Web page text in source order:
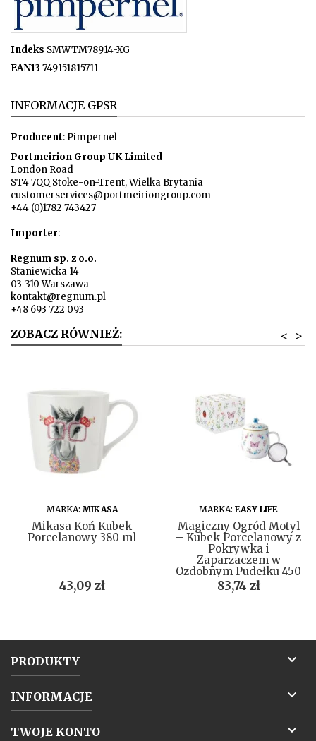
Indeks SMWTM78914-XG
EAN13 749151815711
INFORMACJE GPSR
Producent: Pimpernel
Portmeirion Group UK Limited
London Road
ST4 7QQ Stoke-on-Trent, Wielka Brytania
customerservices@portmeiriongroup.com
+44 (0)1782 743427
Importer:
Regnum sp. z o.o.
Staniewicka 14
03-310 Warszawa
kontakt@regnum.pl
+48 693 722 093
ZOBACZ RÓWNIEŻ: >
<
DO KOSZYKA
MARKA: MIKASA
Mikasa Koń Kubek
Porcelanowy 380 ml
Cena
43,09 zł
DO KOSZYKA
MARKA: EASY LIFE
Magiczny Ogród Motyl
– Kubek Porcelanowy z
Pokrywka i
Zaparzaczem w
Ozdobnym Pudełku 450
ml
Cena
83,74 zł
PRODUKTY 
INFORMACJE 
TWOJE KONTO 